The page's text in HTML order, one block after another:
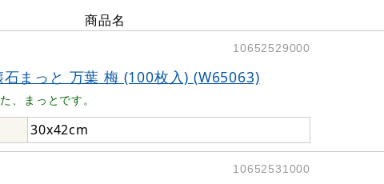
商品名
10652529000
石まっと 万葉 梅 (100枚入) (W65063)
、まっとです。
30x42cm
10652531000